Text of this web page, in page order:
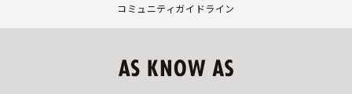
コミュニティガイドライン